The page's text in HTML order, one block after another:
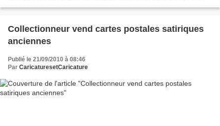
Collectionneur vend cartes postales satiriques
anciennes
Publié le 21/09/2010 à 08:46
Par CaricaturesetCaricature